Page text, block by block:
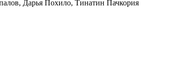
Дарья Похило, Тинатин Пачкория